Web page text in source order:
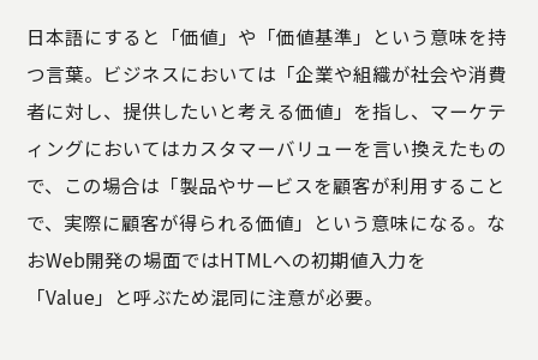
PRIVACY
POLICY
SECURITY
POLICY
特定商取引
に基づく表
記
日本語にすると「価値」や「価値基準」という意味を持
つ言葉。ビジネスにおいては「企業や組織が社会や消費
者に対し、提供したいと考える価値」を指し、マーケテ
ィングにおいてはカスタマーバリューを言い換えたもの
で、この場合は「製品やサービスを顧客が利用すること
で、実際に顧客が得られる価値」という意味になる。な
おWeb開発の場面ではHTMLへの初期値入力を
「Value」と呼ぶため混同に注意が必要。